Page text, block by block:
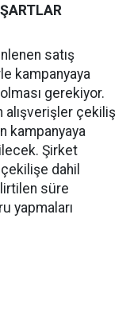
satış
kampanyaya
gerekiyor.
alışverişler çekiliş
kampanyaya
Şirket
dahil
süre
yapmaları